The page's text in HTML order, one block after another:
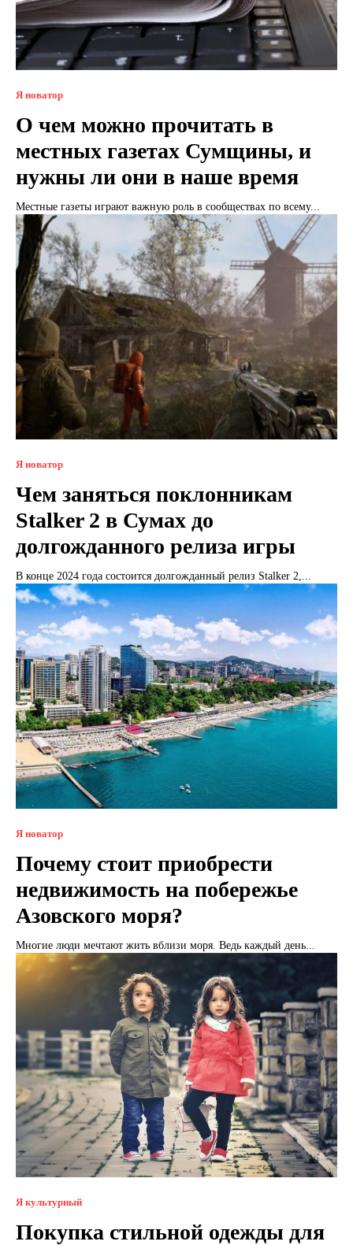
Я новатор
О чем можно прочитать в
местных газетах Сумщины, и
нужны ли они в наше время
Местные газеты играют важную роль в сообществах по всему...
Я новатор
Чем заняться поклонникам
Stalker 2 в Сумах до
долгожданного релиза игры
В конце 2024 года состоится долгожданный релиз Stalker 2,...
Я новатор
Почему стоит приобрести
недвижимость на побережье
Азовского моря?
Многие люди мечтают жить вблизи моря. Ведь каждый день...
Я культурный
Покупка стильной одежды для